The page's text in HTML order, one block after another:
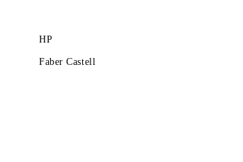
HP
Faber Castell